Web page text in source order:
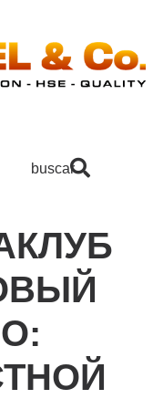
buscar